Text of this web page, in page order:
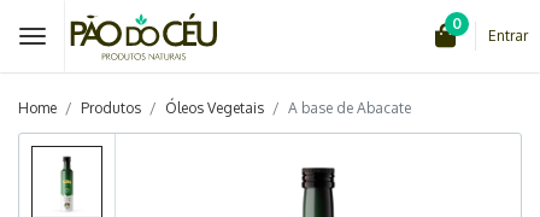
0
Entrar
Home Produtos Óleos Vegetais A base de Abacate